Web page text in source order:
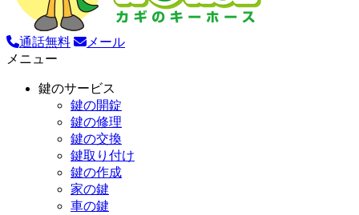
通話無料
メール
メニュー
鍵のサービス
鍵の開錠
鍵の修理
鍵の交換
鍵取り付け
鍵の作成
家の鍵
車の鍵